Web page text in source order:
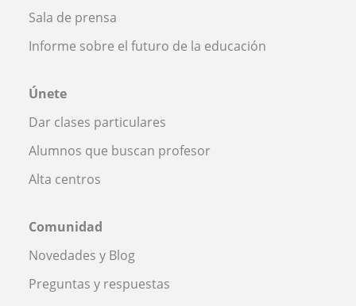
Sala de prensa
Informe sobre el futuro de la educación
Únete
Dar clases particulares
Alumnos que buscan profesor
Alta centros
Comunidad
Novedades y Blog
Preguntas y respuestas